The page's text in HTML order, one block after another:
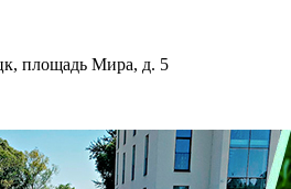
площадь Мира, д. 5